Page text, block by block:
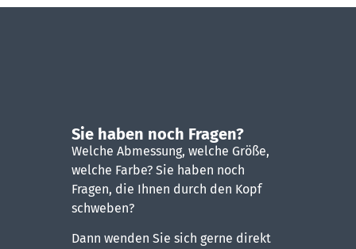
Sie haben noch Fragen?
Welche Abmessung, welche Größe,
welche Farbe? Sie haben noch
Fragen, die Ihnen durch den Kopf
schweben?
Dann wenden Sie sich gerne direkt